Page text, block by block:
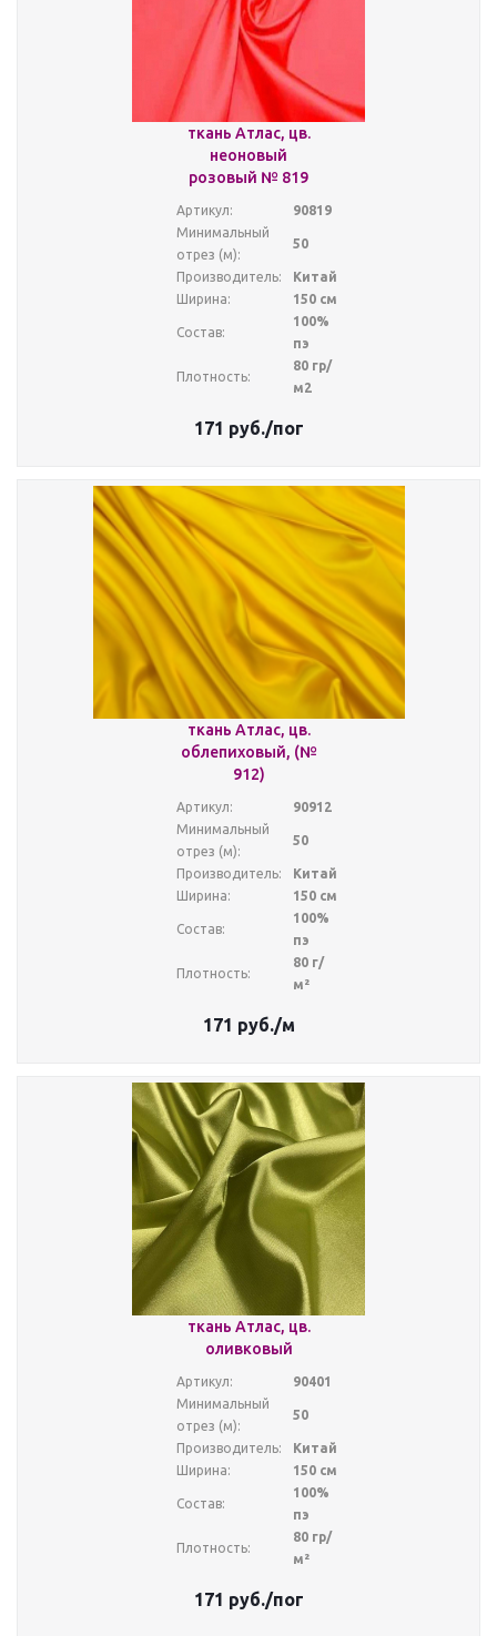
ткань Атлас, цв.
неоновый
розовый № 819
Артикул:
90819
Минимальный
отрез (м):
50
Производитель:
Китай
Ширина:
150 см
Состав:
100%
пэ
Плотность:
80 гр/
м2
171 руб./пог
ткань Атлас, цв.
облепиховый, (№
912)
Артикул:
90912
Минимальный
отрез (м):
50
Производитель:
Китай
Ширина:
150 см
Состав:
100%
пэ
Плотность:
80 г/
м²
171 руб./м
ткань Атлас, цв.
оливковый
Артикул:
90401
Минимальный
отрез (м):
50
Производитель:
Китай
Ширина:
150 см
Состав:
100%
пэ
Плотность:
80 гр/
м²
171 руб./пог